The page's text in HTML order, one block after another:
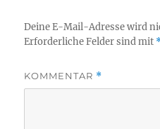
Deine E-Mail-Adresse wird
Erforderliche Felder sind mit
KOMMENTAR *